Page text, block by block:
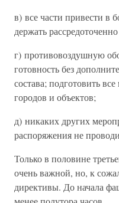
в) все части привести в
держать
г) противовоздушную
готовность без
состава; подготовить
городов и объектов;
д) никаких других
распоряжения не
Только в половине
очень важной, но, к
директивы. До начала